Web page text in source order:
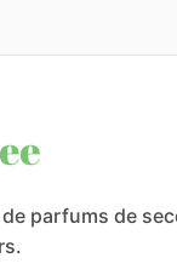
parfums de